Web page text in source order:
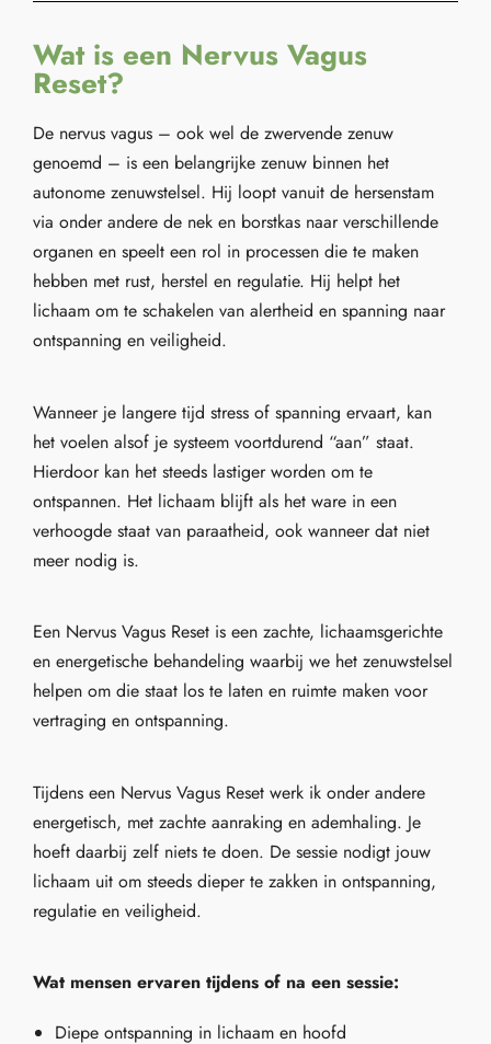
Wat is een Nervus Vagus
Reset?
De nervus vagus – ook wel de zwervende zenuw
genoemd – is een belangrijke zenuw binnen het
autonome zenuwstelsel. Hij loopt vanuit de hersenstam
via onder andere de nek en borstkas naar verschillende
organen en speelt een rol in processen die te maken
hebben met rust, herstel en regulatie. Hij helpt het
lichaam om te schakelen van alertheid en spanning naar
ontspanning en veiligheid.
Wanneer je langere tijd stress of spanning ervaart, kan
het voelen alsof je systeem voortdurend “aan” staat.
Hierdoor kan het steeds lastiger worden om te
ontspannen. Het lichaam blijft als het ware in een
verhoogde staat van paraatheid, ook wanneer dat niet
meer nodig is.
Een Nervus Vagus Reset is een zachte, lichaamsgerichte
en energetische behandeling waarbij we het zenuwstelsel
helpen om die staat los te laten en ruimte maken voor
vertraging en ontspanning.
Tijdens een Nervus Vagus Reset werk ik onder andere
energetisch, met zachte aanraking en ademhaling. Je
hoeft daarbij zelf niets te doen. De sessie nodigt jouw
lichaam uit om steeds dieper te zakken in ontspanning,
regulatie en veiligheid.
Wat mensen ervaren tijdens of na een sessie:
Diepe ontspanning in lichaam en hoofd